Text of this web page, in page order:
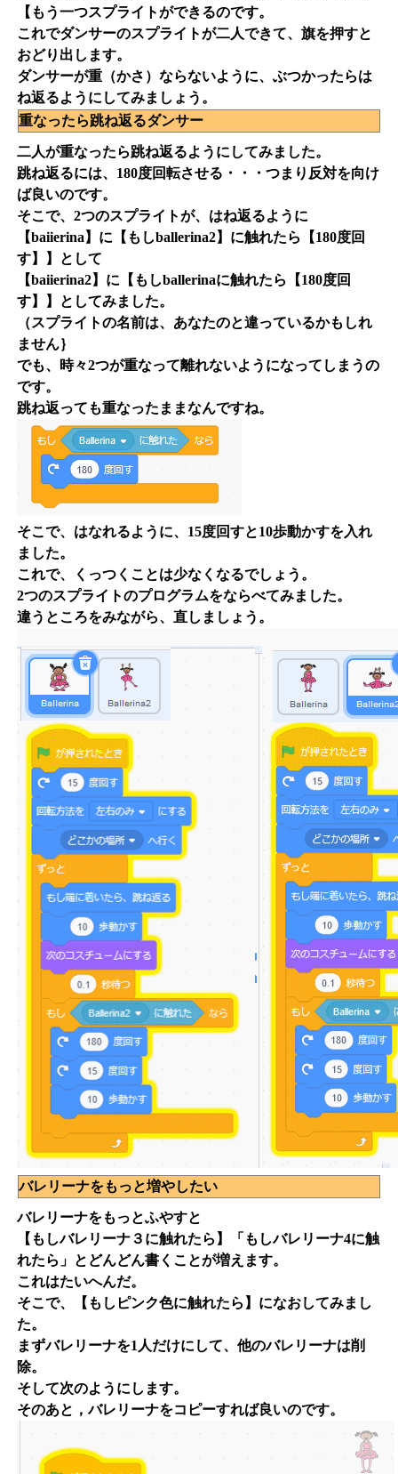
【もう一つスプライトができるのです。
これでダンサーのスプライトが二人できて、旗を押すと
おどり出します。
ダンサーが重（かさ）ならないように、ぶつかったらは
ね返るようにしてみましょう。
重なったら跳ね返るダンサー
二人が重なったら跳ね返るようにしてみました。
跳ね返るには、180度回転させる・・・つまり反対を向け
ば良いのです。
そこで、2つのスプライトが、はね返るように
【baiierina】に【もしballerina2】に触れたら【180度回
す】】として
【baiierina2】に【もしballerinaに触れたら【180度回
す】】としてみました。
（スプライトの名前は、あなたのと違っているかもしれ
ません｝
でも、時々2つが重なって離れないようになってしまうの
です。
跳ね返っても重なったままなんですね。
そこで、はなれるように、15度回すと10歩動かすを入れ
ました。
これで、くっつくことは少なくなるでしょう。
2つのスプライトのプログラムをならべてみました。
違うところをみながら、直しましょう。
バレリーナをもっと増やしたい
バレリーナをもっとふやすと
【もしバレリーナ３に触れたら】「もしバレリーナ4に触
れたら」とどんどん書くことが増えます。
これはたいへんだ。
そこで、【もしピンク色に触れたら】になおしてみまし
た。
まずバレリーナを1人だけにして、他のバレリーナは削
除。
そして次のようにします。
そのあと，バレリーナをコピーすれば良いのです。